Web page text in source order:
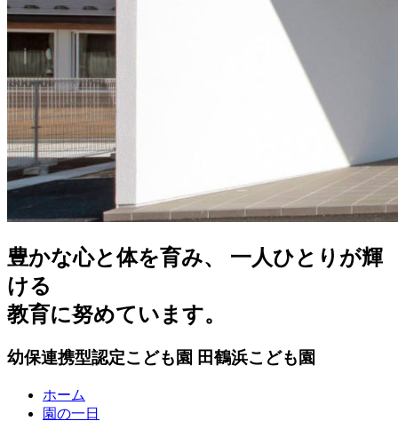
豊かな心と体を育み、 一人ひとりが輝
ける
教育に努めています。
幼保連携型認定こども園 田鶴浜こども園
ホーム
園の一日